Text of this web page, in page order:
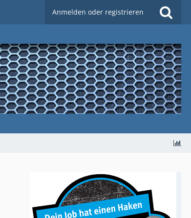
Anmelden oder registrieren